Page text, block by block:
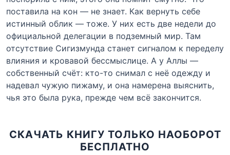
поставила на кон — не знает. Как вернуть себе
истинный облик — тоже. У них есть две недели до
официальной делегации в подземный мир. Там
отсутствие Сигизмунда станет сигналом к переделу
влияния и кровавой бессмыслице. А у Аллы —
собственный счёт: кто-то снимал с неё одежду и
надевал чужую пижаму, и она намерена выяснить,
чья это была рука, прежде чем всё закончится.
СКАЧАТЬ КНИГУ ТОЛЬКО НАОБОРОТ
БЕСПЛАТНО